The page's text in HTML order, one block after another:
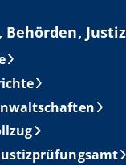
Behörden,